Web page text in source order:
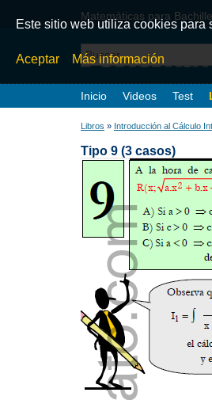
Matemáticas para
Inicio Videos Test
Libros » Introducción al Cálculo
Tipo 9 (3 casos)
Este sitio web utiliza cookies para
Aceptar Más información